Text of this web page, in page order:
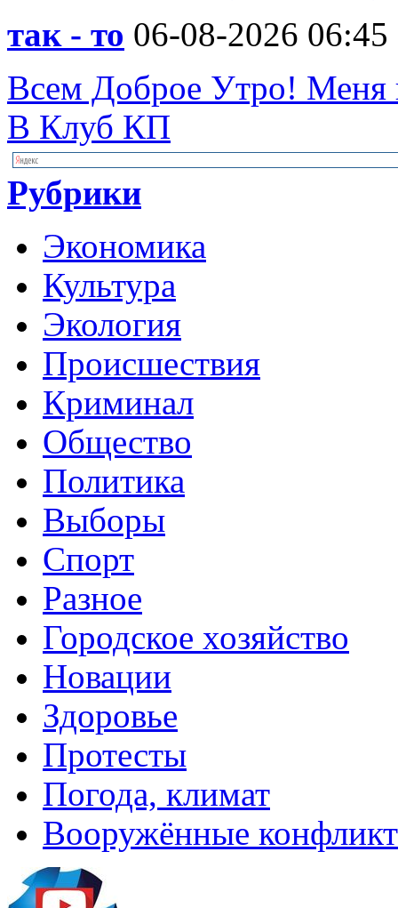
так - то 06-08-2026 06:45
Всем Доброе Утро! Меня
В Клуб КП
Рубрики
Экономика
Культура
Экология
Происшествия
Криминал
Общество
Политика
Выборы
Спорт
Разное
Городское хозяйство
Новации
Здоровье
Протесты
Погода, климат
Вооружённые